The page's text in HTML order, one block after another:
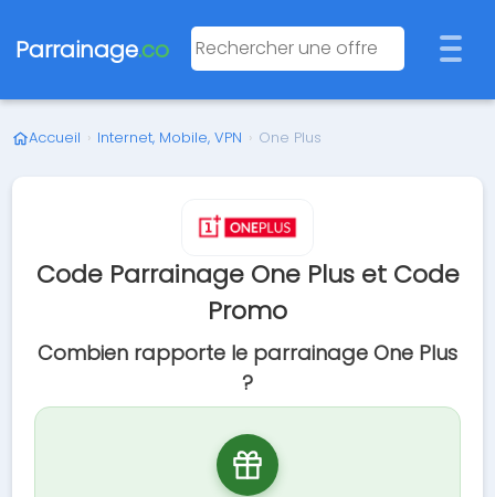
Parrainage.co
Accueil › Internet, Mobile, VPN › One Plus
Code Parrainage One Plus et Code
Promo
Combien rapporte le parrainage One Plus
?